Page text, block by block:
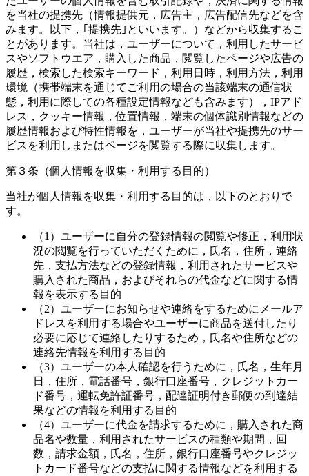
を当社の提携先（情報提供元，広告主，広告配信先などを含
みます。以下，｢提携先｣といいます。）などから収集するこ
とがあります。当社は，ユーザーについて，利用したサービ
スやソフトウエア，購入した商品，閲覧したページや広告の
履歴，検索した検索キーワード，利用日時，利用方法，利用
環境（携帯端末を通じてご利用の場合の当該端末の通信状
態，利用に際しての各種設定情報なども含みます），IPアド
レス，クッキー情報，位置情報，端末の個体識別情報などの
履歴情報および特性情報を，ユーザーが当社や提携先のサー
ビスを利用しまたはページを閲覧する際に収集します。
第３条（個人情報を収集・利用する目的）
当社が個人情報を収集・利用する目的は，以下のとおりで
す。
（1）ユーザーに自分の登録情報の閲覧や修正，利用状
況の閲覧を行っていただくために，氏名，住所，連絡
先，支払方法などの登録情報，利用されたサービスや
購入された商品，およびそれらの代金などに関する情
報を表示する目的
（2）ユーザーにお知らせや連絡をするためにメールア
ドレスを利用する場合やユーザーに商品を送付したり
必要に応じて連絡したりするため，氏名や住所などの
連絡先情報を利用する目的
（3）ユーザーの本人確認を行うために，氏名，生年月
日，住所，電話番号，銀行口座番号，クレジットカー
ド番号，運転免許証番号，配達証明付き郵便の到達結
果などの情報を利用する目的
（4）ユーザーに代金を請求するために，購入された商
品名や数量，利用されたサービスの種類や期間，回
数，請求金額，氏名，住所，銀行口座番号やクレジッ
トカード番号などの支払に関する情報などを利用する